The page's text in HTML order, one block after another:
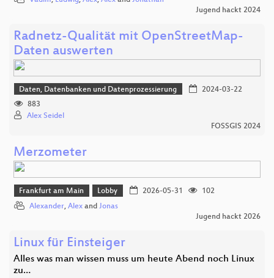
Jugend hackt 2024
Radnetz-Qualität mit OpenStreetMap-
Daten auswerten
Daten, Datenbanken und Datenprozessierung
2024-03-22
883
Alex Seidel
FOSSGIS 2024
Merzometer
Frankfurt am Main Lobby 2026-05-31
102
Alexander, Alex and Jonas
Jugend hackt 2026
Linux für Einsteiger
Alles was man wissen muss um heute Abend noch Linux
zu…